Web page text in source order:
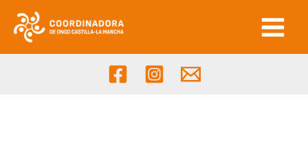
contenido